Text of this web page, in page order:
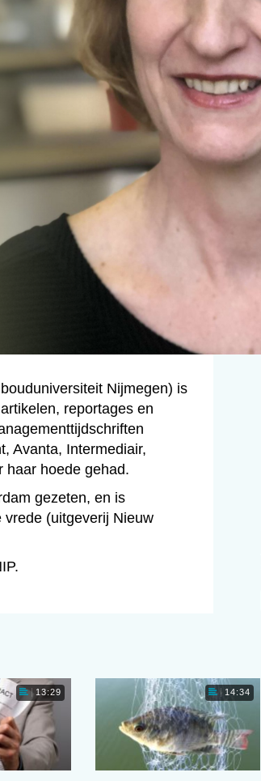
Nijmegen) is
reportages en
Avanta, Intermediair,
haar hoede gehad.
gezeten, en is
(uitgeverij Nieuw
13:29 14:34